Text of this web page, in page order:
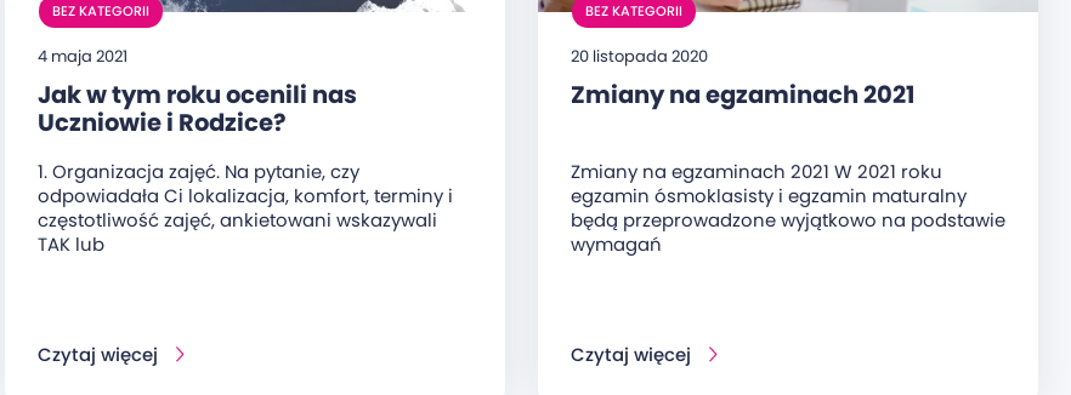
BEZ KATEGORII
4 maja 2021
Jak w tym roku ocenili nas
Uczniowie i Rodzice?
1. Organizacja zajęć. Na pytanie, czy
odpowiadała Ci lokalizacja, komfort, terminy i
częstotliwość zajęć, ankietowani wskazywali
TAK lub
Czytaj więcej
BEZ KATEGORII
20 listopada 2020
Zmiany na egzaminach 2021
Zmiany na egzaminach 2021 W 2021 roku
egzamin ósmoklasisty i egzamin maturalny
będą przeprowadzone wyjątkowo na podstawie
wymagań
Czytaj więcej